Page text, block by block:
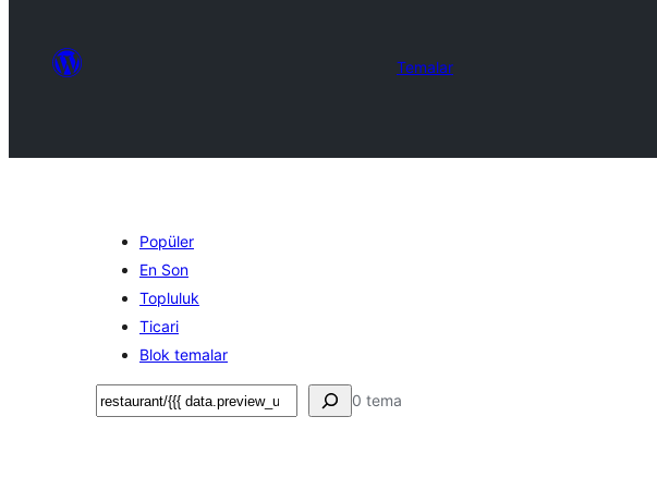
Temalar
Popüler
En Son
Topluluk
Ticari
Blok temalar
Ara 0 tema